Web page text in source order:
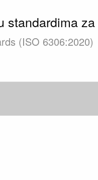
standardima
(ISO 6306:2020)